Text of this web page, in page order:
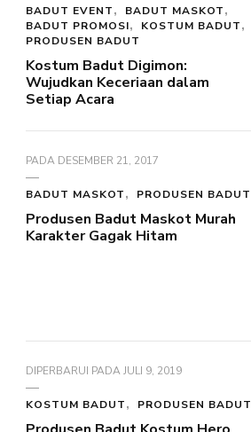
BADUT EVENT
BADUT MASKOT
BADUT PROMOSI
KOSTUM BADUT
PRODUSEN BADUT
Kostum Badut Digimon:
Wujudkan Keceriaan dalam
Setiap Acara
PADA DESEMBER 21, 2017
BADUT MASKOT PRODUSEN BADUT
Produsen Badut Maskot Murah
Karakter Gagak Hitam
DIPERBARUI PADAJULI 9, 2019
KOSTUM BADUT PRODUSEN BADUT